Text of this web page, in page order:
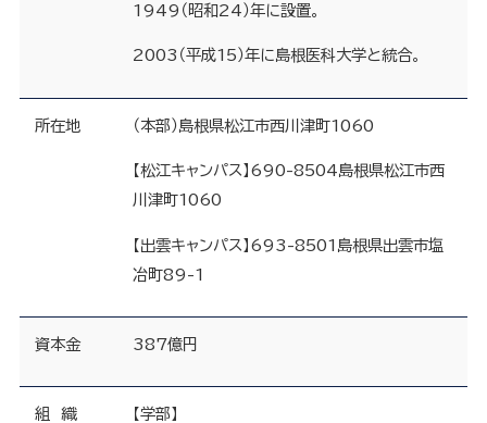
1949（昭和24）年に設置。
2003（平成15）年に島根医科大学と統合。
所在地 （本部）島根県松江市西川津町1060
【松江キャンパス】690-8504島根県松江市西
川津町1060
【出雲キャンパス】693-8501島根県出雲市塩
冶町89-1
資本金 387億円
組 織 【学部】